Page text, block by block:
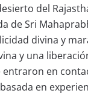
del
de Sri
divina y
y una
en
en